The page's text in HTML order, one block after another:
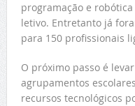
programação e
letivo. Entretanto já
para 150 profissionais
O próximo passo é
agrupamentos
recursos tecnológicos